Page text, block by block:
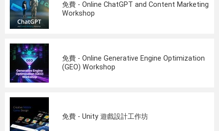
免費 - Online ChatGPT and Content Marketing
Workshop
免費 - Online Generative Engine Optimization
(GEO) Workshop
免費 - Unity 遊戲設計工作坊